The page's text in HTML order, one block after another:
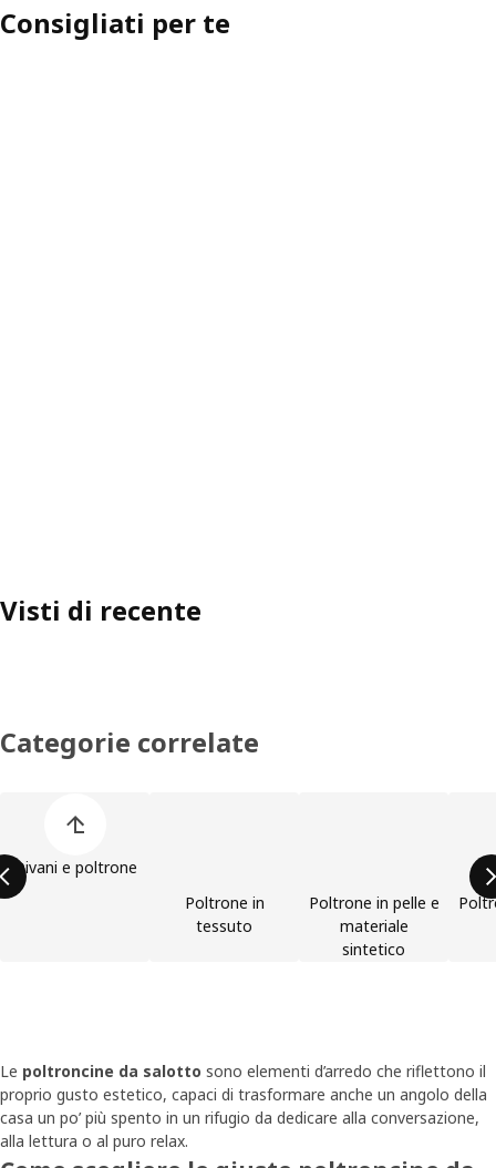
Consigliati per te
Visti di recente
Categorie correlate
Divani e poltrone
Poltrone in
tessuto
Poltrone in pelle e
materiale
sintetico
Le poltroncine da salotto sono elementi d’arredo che riflettono il
proprio gusto estetico, capaci di trasformare anche un angolo della
casa un po’ più spento in un rifugio da dedicare alla conversazione,
alla lettura o al puro relax.